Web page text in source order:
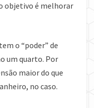
objetivo é melhorar
tem o “poder” de
um quarto. Por
maior do que
no caso.